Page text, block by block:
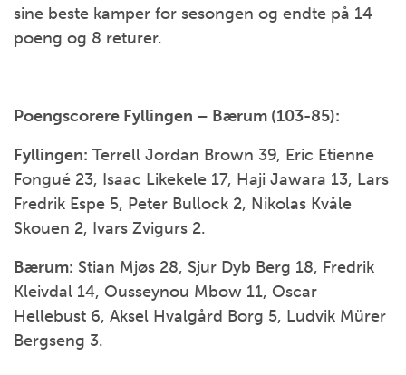
sine beste kamper for sesongen og endte på 14
poeng og 8 returer.
Poengscorere Fyllingen – Bærum (103-85):
Fyllingen: Terrell Jordan Brown 39, Eric Etienne
Fongué 23, Isaac Likekele 17, Haji Jawara 13, Lars
Fredrik Espe 5, Peter Bullock 2, Nikolas Kvåle
Skouen 2, Ivars Zvigurs 2.
Bærum: Stian Mjøs 28, Sjur Dyb Berg 18, Fredrik
Kleivdal 14, Ousseynou Mbow 11, Oscar
Hellebust 6, Aksel Hvalgård Borg 5, Ludvik Mürer
Bergseng 3.